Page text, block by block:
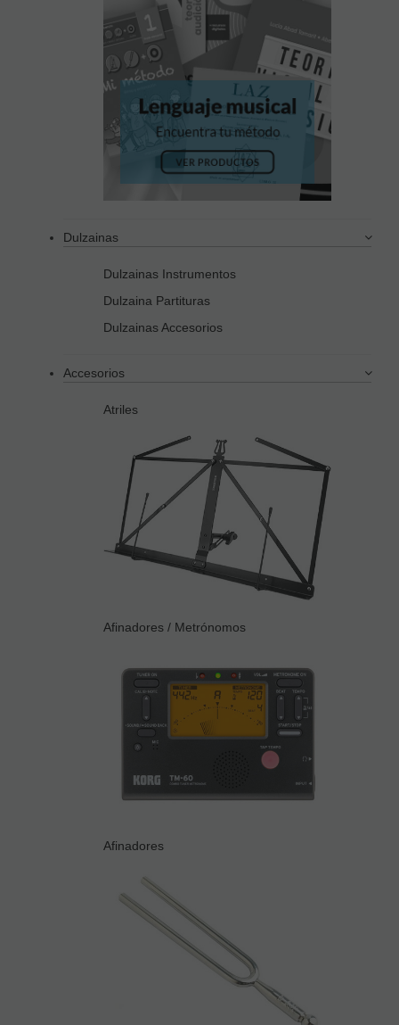
Dulzainas
Dulzainas Instrumentos
Dulzaina Partituras
Dulzainas Accesorios
Accesorios
Atriles
Afinadores / Metrónomos
Afinadores